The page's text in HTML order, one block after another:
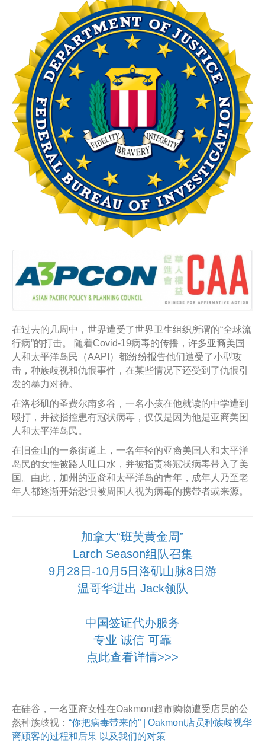
在过去的几周中，世界遭受了世界卫生组织所谓的“全球流
行病”的打击。 随着Covid-19病毒的传播，许多亚裔美国
人和太平洋岛民（AAPI）都纷纷报告他们遭受了小型攻
击，种族歧视和仇恨事件，在某些情况下还受到了仇恨引
发的暴力对待。
在洛杉矶的圣费尔南多谷，一名小孩在他就读的中学遭到
殴打，并被指控患有冠状病毒，仅仅是因为他是亚裔美国
人和太平洋岛民。
在旧金山的一条街道上，一名年轻的亚裔美国人和太平洋
岛民的女性被路人吐口水，并被指责将冠状病毒带入了美
国。由此，加州的亚裔和太平洋岛的青年，成年人乃至老
年人都逐渐开始恐惧被周围人视为病毒的携带者或来源。
加拿大“班芙黄金周”
Larch Season组队召集
9月28日-10月5日洛矶山脉8日游
温哥华进出 Jack领队
中国签证代办服务
专业 诚信 可靠
点此查看详情>>>
在硅谷，一名亚裔女性在Oakmont超市购物遭受店员的公
然种族歧视： “你把病毒带来的” | Oakmont店员种族歧视华
裔顾客的过程和后果 以及我们的对策